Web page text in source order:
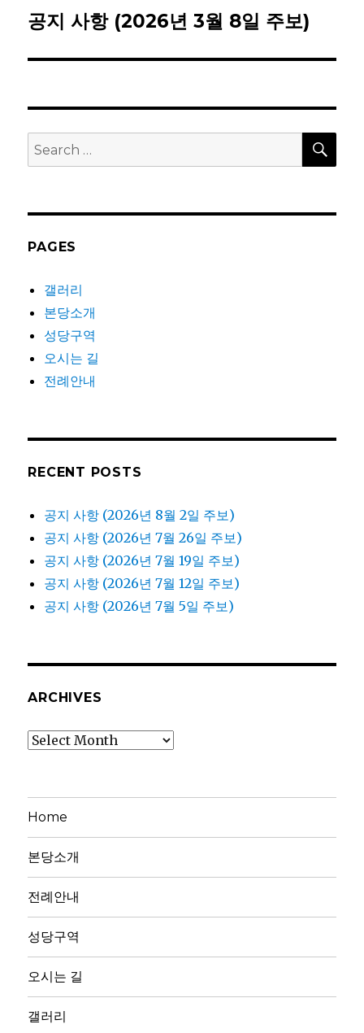
Next
공지 사항 (2026년 3월 8일 주보)
Search
for:
PAGES
갤러리
본당소개
성당구역
오시는 길
전례안내
RECENT POSTS
공지 사항 (2026년 8월 2일 주보)
공지 사항 (2026년 7월 26일 주보)
공지 사항 (2026년 7월 19일 주보)
공지 사항 (2026년 7월 12일 주보)
공지 사항 (2026년 7월 5일 주보)
ARCHIVES
Archives
Home
본당소개
전례안내
성당구역
오시는 길
갤러리